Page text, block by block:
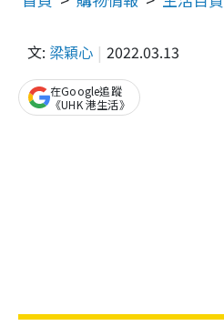
文: 梁穎心 2022.03.13
在Google追蹤
《UHK 港生活》